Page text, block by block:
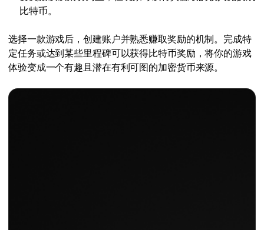
比特币。
选择一款游戏后，创建账户并熟悉赚取奖励的机制。完成特
定任务或达到某些里程碑可以获得比特币奖励，将你的游戏
体验变成一个有趣且潜在有利可图的加密货币来源。